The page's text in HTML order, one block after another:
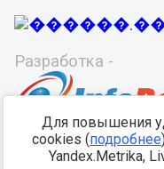
Разработка -
Для повышения
cookies (подробнее
Yandex.Metrika,